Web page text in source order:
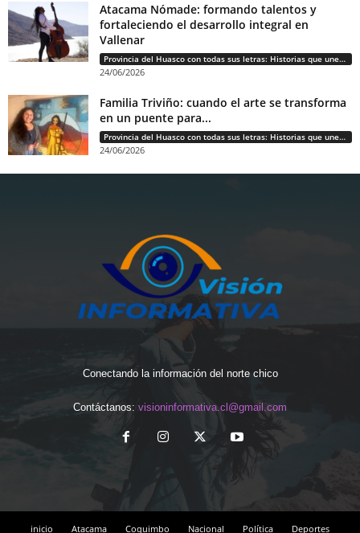
Atacama Nómade: formando talentos y
fortaleciendo el desarrollo integral en
Vallenar
Provincia del Huasco con todas sus letras: Historias que unen cultura, diversidad e identidad
24/06/2026
Familia Triviño: cuando el arte se transforma
en un puente para...
Provincia del Huasco con todas sus letras: Historias que unen cultura, diversidad e identidad
24/06/2026
Conectando la información del norte chico
Contáctanos: visioninformativa.cl@gmail.com
inicio Atacama Coquimbo Nacional Política Deportes